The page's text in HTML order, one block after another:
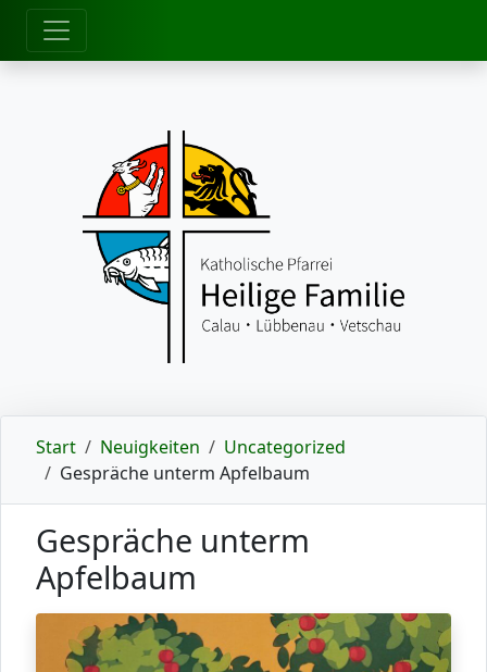
zum Inhalt
Start Neuigkeiten
Uncategorized
Gespräche unterm Apfelbaum
Gespräche unterm
Apfelbaum